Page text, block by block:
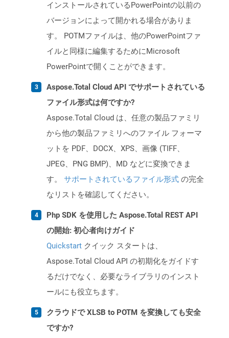
インストールされているPowerPointの以前の
バージョンによって開かれる場合がありま
す。 POTMファイルは、他のPowerPointファ
イルと同様に編集するためにMicrosoft
PowerPointで開くことができます。
Aspose.Total Cloud API でサポートされている
ファイル形式は何ですか?
Aspose.Total Cloud は、任意の製品ファミリ
から他の製品ファミリへのファイル フォーマ
ットを PDF、DOCX、XPS、画像 (TIFF、
JPEG、PNG BMP)、MD などに変換できま
す。 サポートされているファイル形式 の完全
なリストを確認してください。
Php SDK を使用した Aspose.Total REST API
の開始: 初心者向けガイド
Quickstart クイック スタートは、
Aspose.Total Cloud API の初期化をガイドす
るだけでなく、必要なライブラリのインスト
ールにも役立ちます。
クラウドで XLSB to POTM を変換しても安全
ですか?